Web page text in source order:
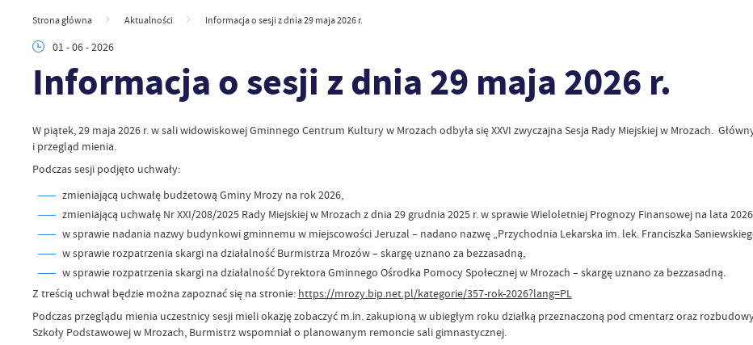
Strona główna Aktualności Informacja o sesji z dnia 29 maja 2026 r.
01 - 06 - 2026
Informacja o sesji z dnia 29 maja 2026 r.
W piątek, 29 maja 2026 r. w sali widowiskowej Gminnego Centrum Kultury w Mrozach odbyła się XXVI zwyczajna Sesja Rady Miejskiej w Mrozach.
i przegląd mienia.
Podczas sesji podjęto uchwały:
zmieniającą uchwałę budżetową Gminy Mrozy na rok 2026,
zmieniającą uchwałę Nr XXI/208/2025 Rady Miejskiej w Mrozach z dnia 29 grudnia 2025 r. w sprawie Wieloletniej Prognozy Finansowej na lata
w sprawie nadania nazwy budynkowi gminnemu w miejscowości Jeruzal – nadano nazwę „Przychodnia Lekarska im. lek. Franciszka
w sprawie rozpatrzenia skargi na działalność Burmistrza Mrozów – skargę uznano za bezzasadną,
w sprawie rozpatrzenia skargi na działalność Dyrektora Gminnego Ośrodka Pomocy Społecznej w Mrozach – skargę uznano za bezzasadną.
Z treścią uchwał będzie można zapoznać się na stronie: https://mrozy.bip.net.pl/kategorie/357-rok-2026?lang=PL
Podczas przeglądu mienia uczestnicy sesji mieli okazję zobaczyć m.in. zakupioną w ubiegłym roku działką przeznaczoną pod cmentarz oraz
Szkoły Podstawowej w Mrozach, Burmistrz wspomniał o planowanym remoncie sali gimnastycznej.